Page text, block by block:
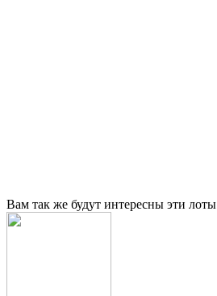
Вам так же будут интересны эти лоты